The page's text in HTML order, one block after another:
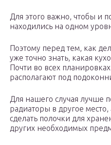
Для этого важно, чтобы и
находились на одном
Поэтому перед тем, как
уже точно знать, какая
Почти во всех
располагают под
Для нашего случая лучше
радиаторы в другое
сделать полочки для
других необходимых